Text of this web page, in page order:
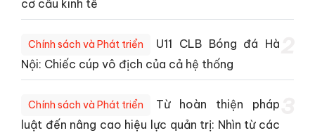
cơ cấu kinh tế
Chính sách và Phát triển
U11 CLB Bóng đá Hà
Nội: Chiếc cúp vô địch của cả hệ thống
Chính sách và Phát triển
Từ hoàn thiện pháp
luật đến nâng cao hiệu lực quản trị: Nhìn từ các